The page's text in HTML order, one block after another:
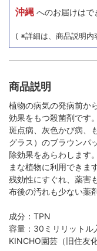
沖縄 へのお届けはで
( ※詳細は、商品説明内
商品説明
植物の病気の発病前か
効果をもつ殺菌剤です
斑点病、灰色かび病、
グラス）のブラウンパ
除効果をあらわします
まな植物に利用できま
残効性にすぐれ、薬害
布後の汚れも少ない薬
成分：TPN
容量：30ミリリットル
KINCHO園芸（旧住友